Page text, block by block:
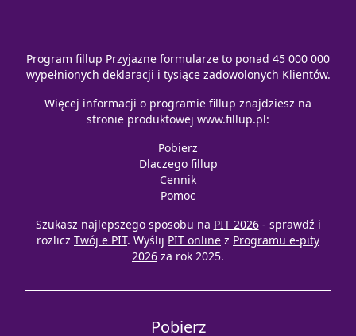
Program fillup Przyjazne formularze to ponad 45 000 000
wypełnionych deklaracji i tysiące zadowolonych Klientów.
Więcej informacji o programie fillup znajdziesz na
stronie produktowej www.fillup.pl:
Pobierz
Dlaczego fillup
Cennik
Pomoc
Szukasz najlepszego sposobu na PIT 2026 - sprawdź i
rozlicz Twój e PIT. Wyślij PIT online z Programu e-pity
2026 za rok 2025.
Pobierz